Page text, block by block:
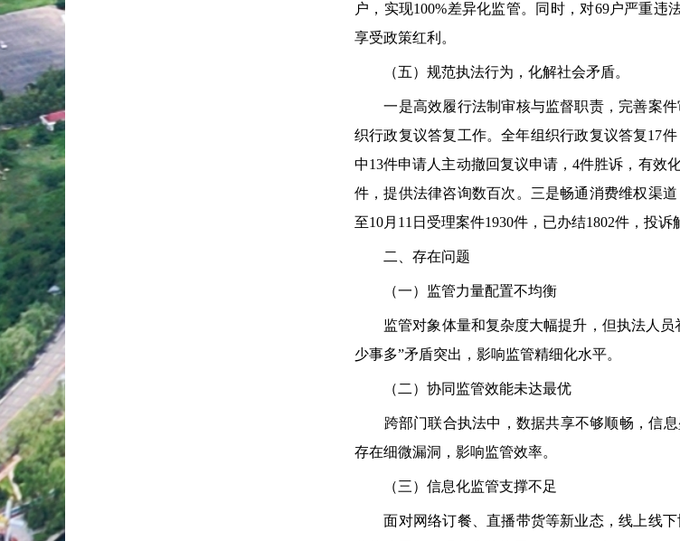
户，实现100%差异化监管。同时，对69户严重
享受政策红利。
（五）规范执法行为，化解社会矛盾。
一是高效履行法制审核与监督职责，完善案件
织行政复议答复工作。全年组织行政复议答复17
中13件申请人主动撤回复议申请，4件胜诉，有效
件，提供法律咨询数百次。三是畅通消费维权渠
至10月11日受理案件1930件，已办结1802件，投诉
二、存在问题
（一）监管力量配置不均衡
监管对象体量和复杂度大幅提升，但执法人员
少事多”矛盾突出，影响监管精细化水平。
（二）协同监管效能未达最优
跨部门联合执法中，数据共享不够顺畅，信息
存在细微漏洞，影响监管效率。
（三）信息化监管支撑不足
面对网络订餐、直播带货等新业态，线上线下